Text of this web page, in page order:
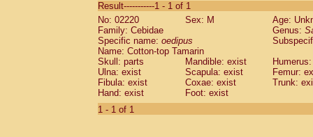
CebidaeSaguinus labiatus(0)
Cebidae Saguinus leucopus (0)
Cebidae
CebidaeSaguinus mystax
Cebidae Saguinus nigricollis (0)
Cebidae Saguinus oedipus
Cebidae Saguinus weddelli
Cebidae Saguinusspp.
Cebidae
Result-----------1 - 1 of 1
No: 02220
Sex: M
Age:
Family: Cebidae
Genus:
Specific name: oedipus
Name: Cotton-top Tamarin
Skull: parts
Mandible: exist
Ulna: exist
Scapula: exist
Femur:
Fibula: exist
Coxae: exist
Trunk:
Hand: exist
Foot: exist
1 - 1 of 1